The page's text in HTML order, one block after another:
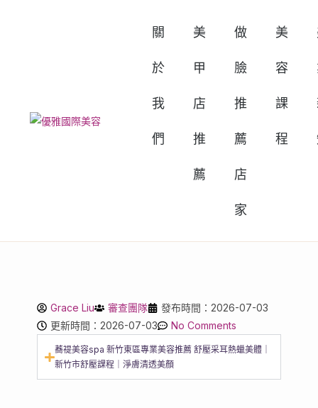
關
於
我
們
美
甲
店
推
薦
做
臉
推
薦
店
家
美
容
課
程
Grace Liu 審查團隊
發布時間：2026-07-03
更新時間：2026-07-03
No Comments
蕎禔美容spa 新竹東區專業美容推薦 舒壓采耳熱蠟美體｜
新竹市舒壓課程｜淨膚清透美顏